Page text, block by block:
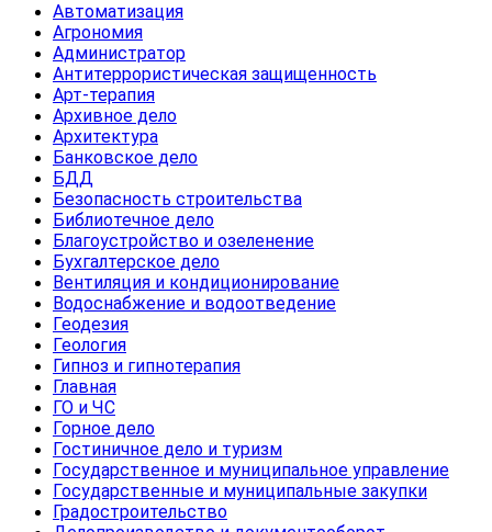
Автоматизация
Агрономия
Администратор
Антитеррористическая защищенность
Арт-терапия
Архивное дело
Архитектура
Банковское дело
БДД
Безопасность строительства
Библиотечное дело
Благоустройство и озеленение
Бухгалтерское дело
Вентиляция и кондиционирование
Водоснабжение и водоотведение
Геодезия
Геология
Гипноз и гипнотерапия
Главная
ГО и ЧС
Горное дело
Гостиничное дело и туризм
Государственное и муниципальное управление
Государственные и муниципальные закупки
Градостроительство